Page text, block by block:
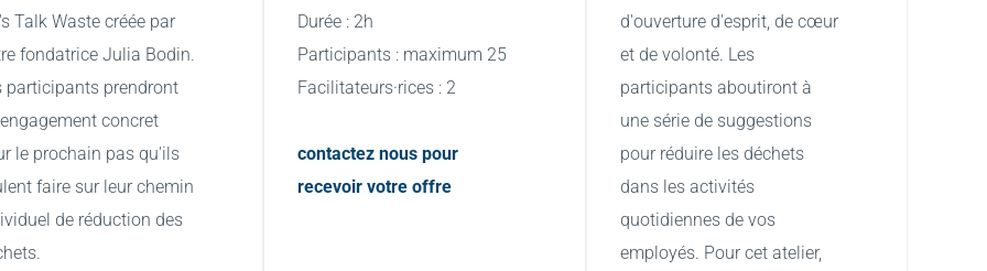
Talk Waste créée par
fondatrice Julia Bodin.
participants prendront
concret
le prochain pas qu'ils
faire sur leur chemin
de réduction des
Durée : 2h
Participants : maximum 25
Facilitateurs·rices : 2
contactez nous pour
recevoir votre offre
d'ouverture d'esprit, de cœur
et de volonté. Les
participants aboutiront à
une série de suggestions
pour réduire les déchets
dans les activités
quotidiennes de vos
employés. Pour cet atelier,